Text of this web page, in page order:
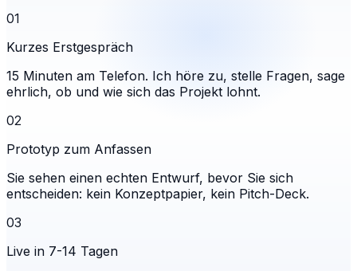
01
Kurzes Erstgespräch
15 Minuten am Telefon. Ich höre zu, stelle Fragen, sage
ehrlich, ob und wie sich das Projekt lohnt.
02
Prototyp zum Anfassen
Sie sehen einen echten Entwurf, bevor Sie sich
entscheiden: kein Konzeptpapier, kein Pitch-Deck.
03
Live in 7-14 Tagen